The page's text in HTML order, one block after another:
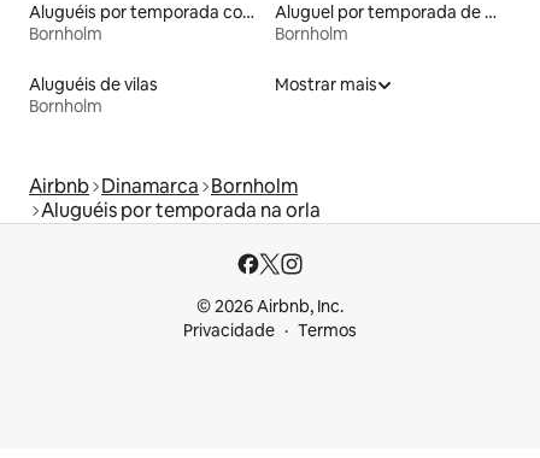
Aluguéis por temporada com sauna
Bornholm
Aluguel por temporada de microcasas
Bornholm
Aluguéis de vilas
Bornholm
Mostrar mais
Airbnb Dinamarca Bornholm
Aluguéis por temporada na orla
© 2026 Airbnb, Inc.
Privacidade
Termos